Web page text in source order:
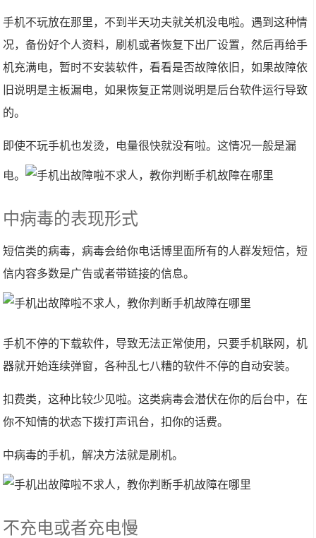
手机不玩放在那里，不到半天功夫就关机没电啦。遇到这种情
况，备份好个人资料，刷机或者恢复下出厂设置，然后再给手
机充满电，暂时不安装软件，看看是否故障依旧，如果故障依
旧说明是主板漏电，如果恢复正常则说明是后台软件运行导致
的。
即使不玩手机也发烫，电量很快就没有啦。这情况一般是漏
电。
中病毒的表现形式
短信类的病毒，病毒会给你电话博里面所有的人群发短信，短
信内容多数是广告或者带链接的信息。
手机不停的下载软件，导致无法正常使用，只要手机联网，机
器就开始连续弹窗，各种乱七八糟的软件不停的自动安装。
扣费类，这种比较少见啦。这类病毒会潜伏在你的后台中，在
你不知情的状态下拨打声讯台，扣你的话费。
中病毒的手机，解决方法就是刷机。
不充电或者充电慢